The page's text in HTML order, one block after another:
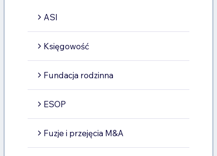
ASI
Księgowość
Fundacja rodzinna
ESOP
Fuzje i przejęcia M&A